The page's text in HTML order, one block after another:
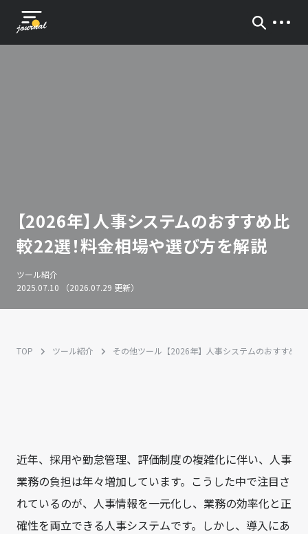
【2026年】人事システムのおすすめ比
較22選！料金相場や選び方を解説
ツール紹介
2025.07.10 （2026.07.29 更新）
TOP ツール紹介 その他ツール 【2026年】人事システムのおすすめ
近年、採用や勤怠管理、評価制度の複雑化に伴い、人事
業務の負担は年々増加しています。こうした中で注目さ
れているのが、人事情報を一元化し、業務の効率化と正
確性を両立できる人事システムです。しかし、導入にあ